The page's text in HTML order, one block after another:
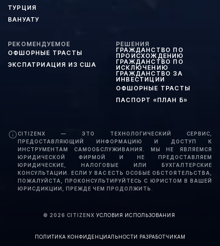
ТУРЦИЯ
ВАНУАТУ
РЕКОМЕНДУЕМОЕ
ОФШОРНЫЕ ТРАСТЫ
ЭКСПАТРИАЦИЯ ИЗ США
РЕШЕНИЯ
ГРАЖДАНСТВО ПО
ПРОИСХОЖДЕНИЮ
ГРАЖДАНСТВО ПО
ИСКЛЮЧЕНИЮ
ГРАЖДАНСТВО ЗА
ИНВЕСТИЦИИ
ОФШОРНЫЕ ТРАСТЫ
ПАСПОРТ «ПЛАН Б»
CITIZENX — ЭТО ТЕХНОЛОГИЧЕСКИЙ СЕРВИС,
ПРЕДОСТАВЛЯЮЩИЙ ИНФОРМАЦИЮ И ДОСТУП К
ИНСТРУМЕНТАМ САМООБСЛУЖИВАНИЯ. МЫ НЕ ЯВЛЯЕМСЯ
ЮРИДИЧЕСКОЙ ФИРМОЙ И НЕ ПРЕДОСТАВЛЯЕМ
ЮРИДИЧЕСКИЕ, НАЛОГОВЫЕ ИЛИ БУХГАЛТЕРСКИЕ
КОНСУЛЬТАЦИИ. ЕСЛИ У ВАС ЕСТЬ ОСОБЫЕ ОБСТОЯТЕЛЬСТВА,
ПОЖАЛУЙСТА, ПРОКОНСУЛЬТИРУЙТЕСЬ С ЮРИСТОМ В ВАШЕЙ
ЮРИСДИКЦИИ, ПРЕЖДЕ ЧЕМ ПРОДОЛЖИТЬ.
© 2026 CITIZENX ·УСЛОВИЯ ИСПОЛЬЗОВАНИЯ ·
ПОЛИТИКА КОНФИДЕНЦИАЛЬНОСТИ ·РАЗРАБОТЧИКАМ